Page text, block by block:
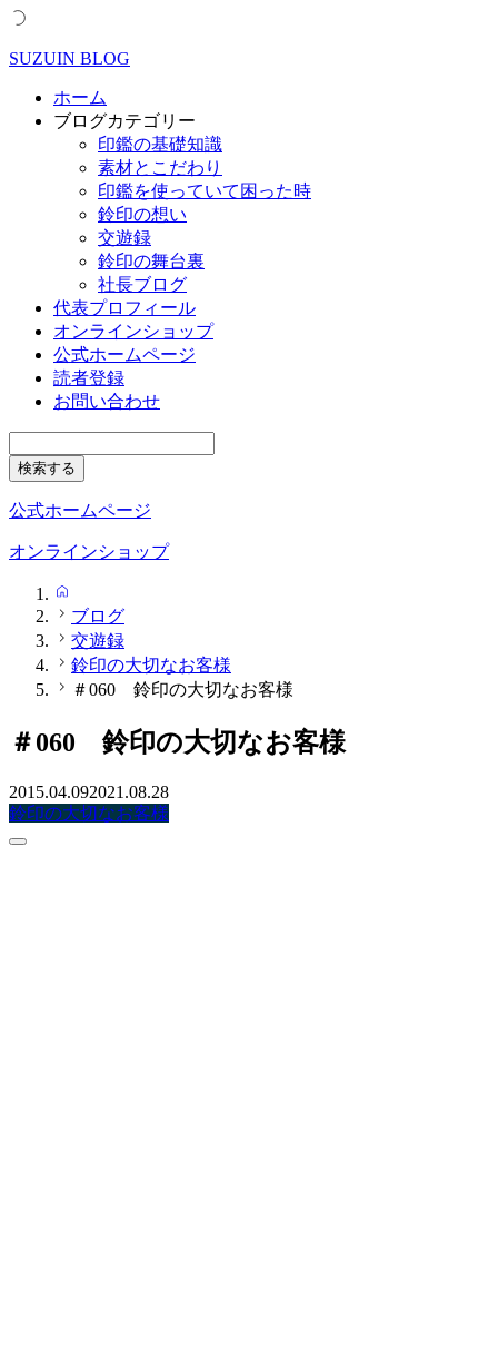
SUZUIN BLOG
ホーム
ブログカテゴリー
印鑑の基礎知識
素材とこだわり
印鑑を使っていて困った時
鈴印の想い
交遊録
鈴印の舞台裏
社長ブログ
代表プロフィール
オンラインショップ
公式ホームページ
読者登録
お問い合わせ
公式ホームページ
オンラインショップ
ブログ
交遊録
鈴印の大切なお客様
＃060 鈴印の大切なお客様
＃060 鈴印の大切なお客様
2015.04.092021.08.28
鈴印の大切なお客様